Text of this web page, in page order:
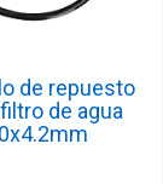
de repuesto
de agua